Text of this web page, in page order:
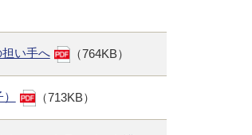
い手へ （764KB）
（713KB）